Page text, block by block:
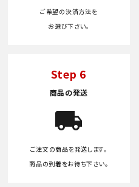
ご希望の決済方法を
お選び下さい。
Step 6
商品の発送
local_shipping
ご注文の商品を発送します。
商品の到着をお待ち下さい。